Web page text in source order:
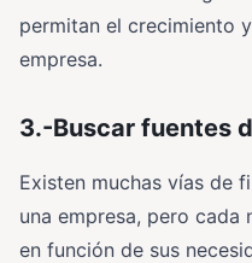
permitan el crecimiento
empresa.
3.-Buscar fuentes
Existen muchas vías de
una empresa, pero cada
en función de sus